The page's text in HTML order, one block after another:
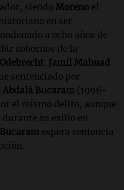
siendo Moreno el
en ser
a ocho años de
sobornos de la
Odebrecht. Jamil Mahuad
sentenciado por
Abdalá Bucaram (1996-
el mismo delito, aunque
su exilio en
Bucaram espera sentencia